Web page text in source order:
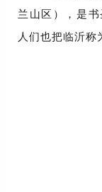
兰山区），是
人们也把临沂称